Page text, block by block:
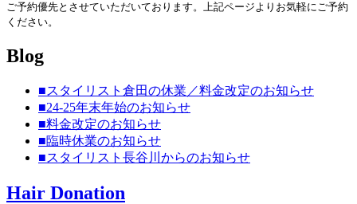
ご予約優先とさせていただいております。上記ページよりお気軽にご予約
ください。
Blog
■スタイリスト倉田の休業／料金改定のお知らせ
■24-25年末年始のお知らせ
■料金改定のお知らせ
■臨時休業のお知らせ
■スタイリスト長谷川からのお知らせ
Hair Donation